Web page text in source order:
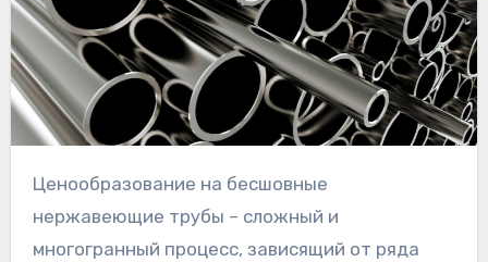
Ценообразование на бесшовные
нержавеющие трубы – сложный и
многогранный процесс, зависящий от ряда